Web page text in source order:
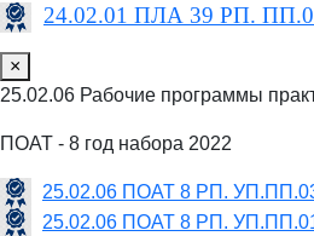
24.02.01 ПЛА 39 РП.
×
25.02.06 Рабочие программы
ПОАТ - 8 год набора 2022
25.02.06 ПОАТ 8 РП.
25.02.06 ПОАТ 8 РП.